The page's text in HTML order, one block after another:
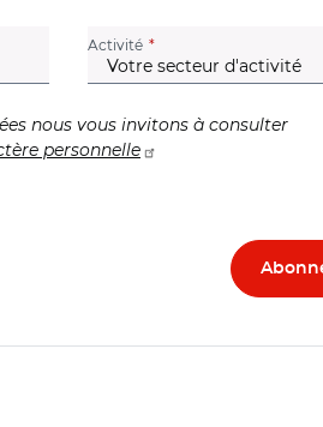
Activité (champ obligatoire)
nous vous invitons à consulter
personnelle